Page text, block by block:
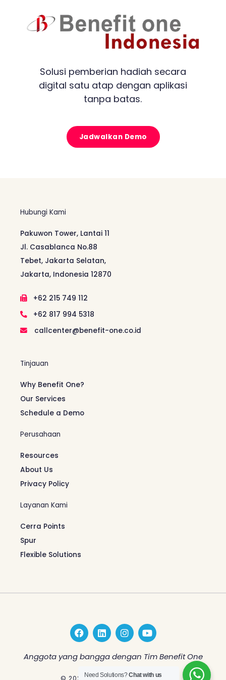
Solusi pemberian hadiah secara
digital satu atap dengan aplikasi
tanpa batas.
Jadwalkan Demo
Hubungi Kami
Pakuwon Tower, Lantai 11
Jl. Casablanca No.88
Tebet, Jakarta Selatan,
Jakarta, Indonesia 12870
+62 215 749 112
+62 817 994 5318
callcenter@benefit-one.co.id
Tinjauan
Why Benefit One?
Our Services
Schedule a Demo
Perusahaan
Resources
About Us
Privacy Policy
Layanan Kami
Cerra Points
Spur
Flexible Solutions
F
a
c
e
L
i
n
k
e
d
I
n
s
t
a
g
Y
o
u
t
b
Anggota yang bangga dengan Tim Benefit One
Need Solutions?Chat with us